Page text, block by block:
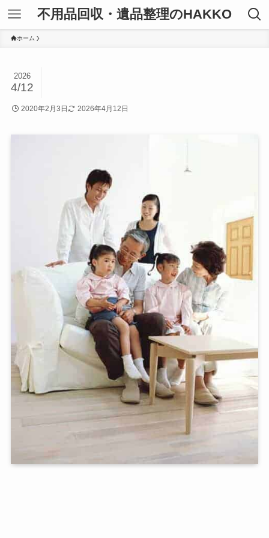
不用品回収・遺品整理のHAKKO
ホーム
2026
4/12
2020年2月3日 2026年4月12日